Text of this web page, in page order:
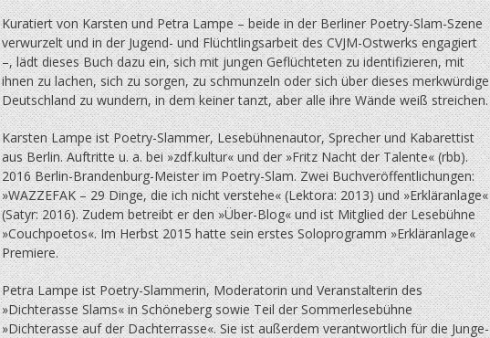
Kuratiert von Karsten und Petra Lampe – beide in der Berliner Poetry-Slam-Szene
verwurzelt und in der Jugend- und Flüchtlingsarbeit des CVJM-Ostwerks engagiert
–, lädt dieses Buch dazu ein, sich mit jungen Geflüchteten zu identifizieren, mit
ihnen zu lachen, sich zu sorgen, zu schmunzeln oder sich über dieses merkwürdige
Deutschland zu wundern, in dem keiner tanzt, aber alle ihre Wände weiß streichen.
Karsten Lampe ist Poetry-Slammer, Lesebühnenautor, Sprecher und Kabarettist
aus Berlin. Auftritte u. a. bei »zdf.kultur« und der »Fritz Nacht der Talente« (rbb).
2016 Berlin-Brandenburg-Meister im Poetry-Slam. Zwei Buchveröffentlichungen:
»WAZZEFAK – 29 Dinge, die ich nicht verstehe« (Lektora: 2013) und »Erkläranlage«
(Satyr: 2016). Zudem betreibt er den »Über-Blog« und ist Mitglied der Lesebühne
»Couchpoetos«. Im Herbst 2015 hatte sein erstes Soloprogramm »Erkläranlage«
Premiere.
Petra Lampe ist Poetry-Slammerin, Moderatorin und Veranstalterin des
»Dichterasse Slams« in Schöneberg sowie Teil der Sommerlesebühne
»Dichterasse auf der Dachterrasse«. Sie ist außerdem verantwortlich für die Junge-